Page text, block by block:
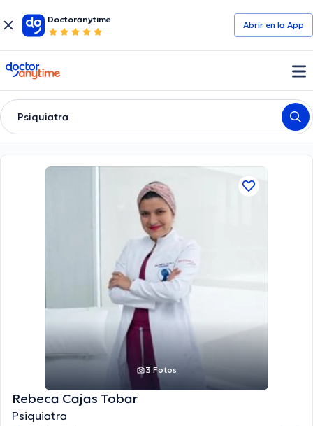
Doctoranytime
Abrir en la App
doctoranytime
Psiquiatra
3 Fotos
Rebeca Cajas Tobar
Psiquiatra